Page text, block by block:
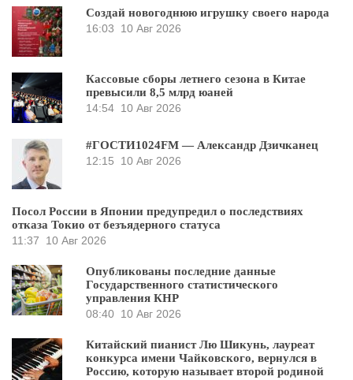
Создай новогоднюю игрушку своего народа
16:03
10 Авг 2026
Кассовые сборы летнего сезона в Китае
превысили 8,5 млрд юаней
14:54 10 Авг 2026
#ГОСТИ1024FM — Александр Дзичканец
12:15
10 Авг 2026
Посол России в Японии предупредил о последствиях
отказа Токио от безъядерного статуса
11:37
10 Авг 2026
Опубликованы последние данные
Государственного статистического
управления КНР
08:40 10 Авг 2026
Китайский пианист Лю Шикунь, лауреат
конкурса имени Чайковского, вернулся в
Россию, которую называет второй родиной